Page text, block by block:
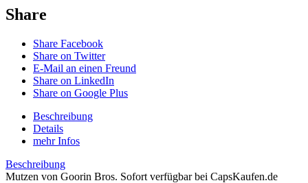
Share
Share Facebook
Share on Twitter
E-Mail an einen Freund
Share on LinkedIn
Share on Google Plus
Beschreibung
Details
mehr Infos
Beschreibung
Mutzen von Goorin Bros. Sofort verfügbar bei CapsKaufen.de